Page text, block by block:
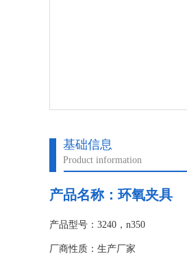
基础信息
Product information
产品名称：环氧夹具
产品型号：3240，n350
厂商性质：生产厂家